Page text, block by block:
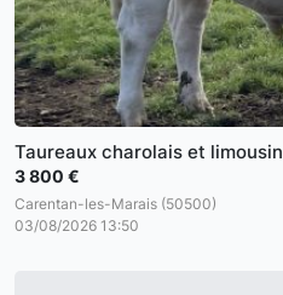
Taureaux charolais et limousin
3 800 €
Carentan-les-Marais (50500)
03/08/2026 13:50